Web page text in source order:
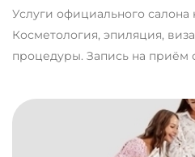
Услуги официального салона
Косметология, эпиляция,
процедуры. Запись на приём